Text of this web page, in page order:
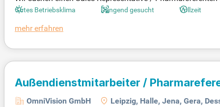
on sind Sie für den Vertrieb unserer Produkte im Klinik-
gen zur Marktakzeptanz, Marktdurchdringung und
Gutes Betriebsklima Dringend gesucht Vollzeit
mehr erfahren
Außendienstmitarbeiter /
Jena, Gera, Dessau, Nordhausen
OmniVision GmbH
Leipzig, Halle, Jena, Gera,